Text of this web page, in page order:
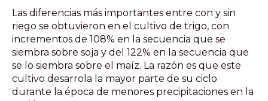
Las diferencias más importantes entre con y sin
riego se obtuvieron en el cultivo de trigo, con
incrementos de 108% en la secuencia que se
siembra sobre soja y del 122% en la secuencia que
se lo siembra sobre el maíz. La razón es que este
cultivo desarrola la mayor parte de su ciclo
durante la época de menores precipitaciones en la